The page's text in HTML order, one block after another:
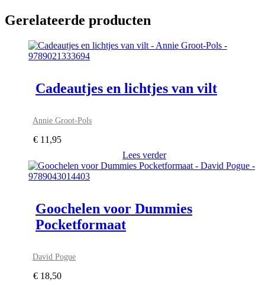
Gerelateerde producten
Cadeautjes en lichtjes van vilt
Annie Groot-Pols
€ 11,95
Lees verder
Goochelen voor Dummies
Pocketformaat
David Pogue
€ 18,50